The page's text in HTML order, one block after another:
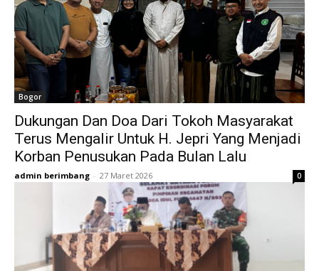
Bogor
Dukungan Dan Doa Dari Tokoh Masyarakat
Terus Mengalir Untuk H. Jepri Yang Menjadi
Korban Penusukan Pada Bulan Lalu
admin berimbang - 27 Maret 2026 0